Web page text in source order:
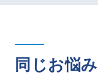
同じお悩